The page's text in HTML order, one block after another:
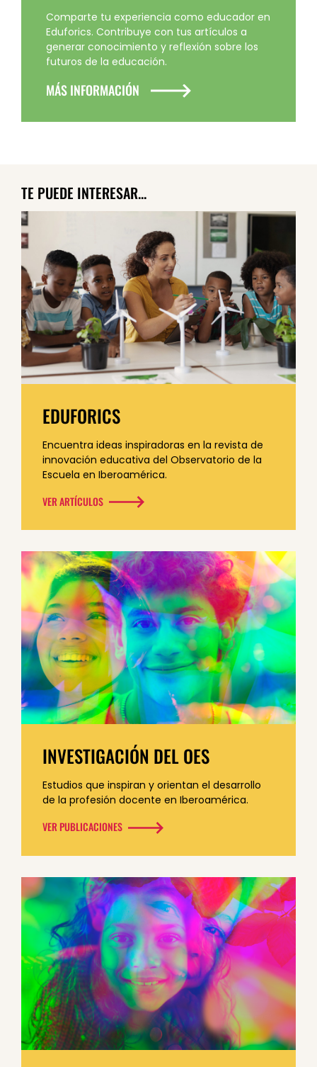
Comparte tu experiencia como educador en
Eduforics. Contribuye con tus artículos a
generar conocimiento y reflexión sobre los
futuros de la educación.
MÁS INFORMACIÓN
TE PUEDE INTERESAR...
EDUFORICS
Encuentra ideas inspiradoras en la revista de
innovación educativa del Observatorio de la
Escuela en Iberoamérica.
VER ARTÍCULOS
INVESTIGACIÓN DEL OES
Estudios que inspiran y orientan el desarrollo
de la profesión docente en Iberoamérica.
VER PUBLICACIONES